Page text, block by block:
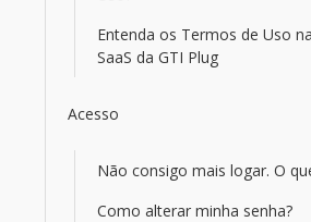
Entenda os Termos de Uso
SaaS da GTI Plug
Acesso
Não consigo mais logar. O
Como alterar minha senha?